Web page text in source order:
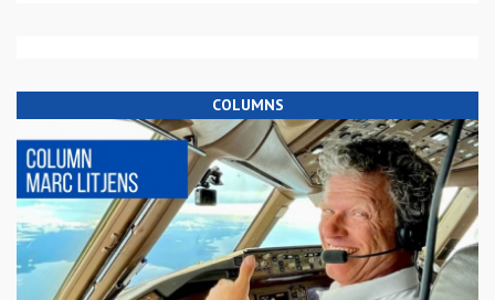
COLUMNS